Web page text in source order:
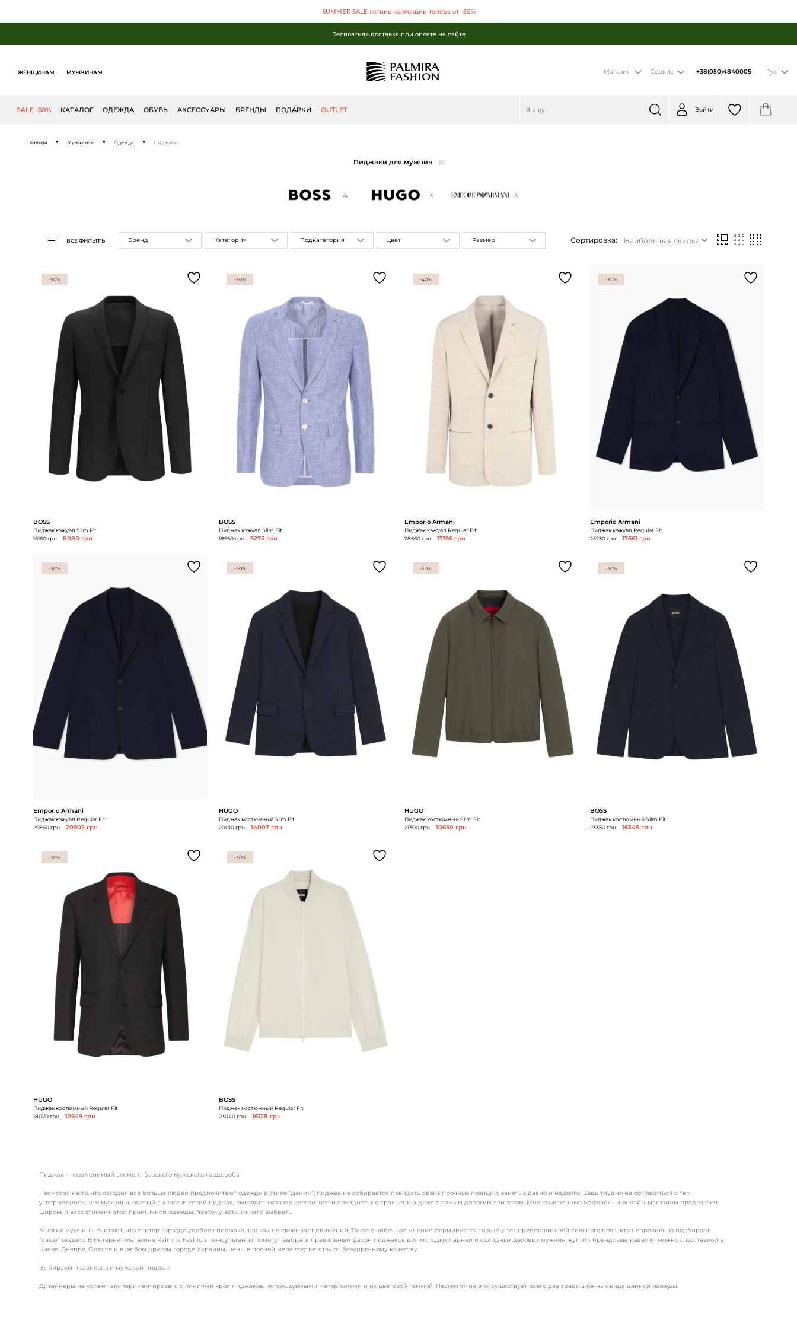
SUMMER SALE летние коллекции теперь от -50%
SUMMER SALE летние коллекции теперь от -50%
Бесплатная доставка при оплате на сайте
Бесплатная доставка при оплате на сайте
ЖЕНЩИНАМ МУЖЧИНАМ Магазин Сервис +38(050)4840005 Рус
SALE -50% БРЕНДЫ
КАТАЛОГ ОДЕЖДА ОБУВЬ АКСЕССУАРЫ ПОДАРКИ OUTLET Войти
Главная Мужчинам Одежда Пиджаки
Пиджаки для мужчин 10
4 3 3
ВСЕ ФИЛЬТРЫ Бренд Категория Подкатегория Цвет Размер Сортировка:
-50%
BOSS
Пиджак кэжуал Slim Fit
16160 грн
8080 грн
-50%
BOSS
Пиджак кэжуал Slim Fit
18550 грн
9275 грн
-40%
Emporio Armani
Пиджак кэжуал Regular Fit
28660 грн
17196 грн
-30%
Emporio Armani
Пиджак кэжуал Regular Fit
25230 грн
17661 грн
-30%
Emporio Armani
Пиджак кэжуал Regular Fit
29860 грн
20902 грн
-30%
HUGO
Пиджак костюмный Slim Fit
20010 грн
14007 грн
-50%
HUGO
Пиджак костюмный Slim Fit
21300 грн
10650 грн
-30%
BOSS
Пиджак костюмный Slim Fit
23350 грн
16345 грн
-30%
HUGO
Пиджак костюмный Regular Fit
18070 грн
12649 грн
-30%
BOSS
Пиджак костюмный Regular Fit
23040 грн
16128 грн
Пиджак - незаменимый элемент базового мужского гардероба
Несмотря на то, что сегодня все больше людей предпочитают одежду в стиле "деним", пиджак не собирается покидать своих прочных позиций, занятых давно и надолго. Ведь трудно не согласиться с тем
утверждением, что мужчина, одетый в классический пиджак, выглядит гораздо элегантнее и солиднее, по сравнению даже с самым дорогим свитером. Многочисленные оффлайн- и онлайн-магазины предлагают
широкий ассортимент этой практичной одежды, поэтому есть, из чего выбрать.
Многие мужчины считают, что свитер гораздо удобнее пиджака, так как не сковывает движений. Такое ошибочное мнение формируется только у тех представителей сильного пола, кто неправильно подбирает
"свою" модель. В интернет-магазине Palmira Fashion консультанты помогут выбрать правильный фасон пиджаков для молодых парней и солидных деловых мужчин, купить брендовые изделия можно с доставкой в
Киеве, Днепре, Одессе и в любом другом городе Украины, цены в полной мере соответствуют безупречному качеству.
Выбираем правильный мужской пиджак
Дизайнеры не устают экспериментировать с линиями кроя пиджаков, используемыми материалами и их цветовой гаммой. Несмотря на это, существует всего два традиционных вида данной одежды: